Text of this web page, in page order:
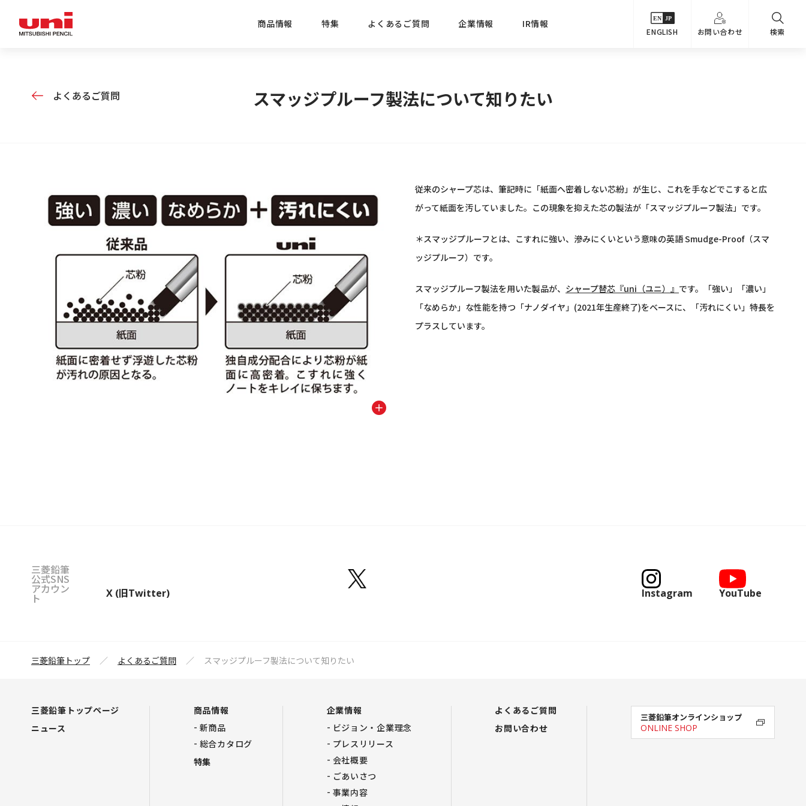
商品情報
新商品 目的・シーンでさがす
特集
えんぴつ工場見学
おすすめコンテンツ
Lakit
よくあるご質問 企業情報
経営方針 ごあいさつ
IR情報
IRニュース 株式情報
ENGLISH お問い合わせ 検索
よくあるご質問 スマッジプルーフ製法について知りたい
従来のシャープ芯は、筆記時に「紙面へ密着しない芯紛」が生じ、これを手などでこすると広
がって紙面を汚していました。この現象を抑えた芯の製法が「スマッジプルーフ製法」です。
＊スマッジプルーフとは、こすれに強い、滲みにくいという意味の英語 Smudge-Proof（スマ
ッジプルーフ）です。
スマッジプルーフ製法を用いた製品が、 シャープ替芯『uni（ユニ）』 です。「強い」「濃い」
「なめらか」な性能を持つ「ナノダイヤ」(2021年生産終了)をベースに、「汚れにくい」特長を
プラスしています。
三菱鉛筆
公式SNS
アカウン
ト X (旧Twitter) Instagram YouTube
三菱鉛筆トップ よくあるご質問 スマッジプルーフ製法について知りたい
三菱鉛筆トップページ
ニュース
商品情報
新商品
総合カタログ
特集
企業情報
ビジョン・企業理念
プレスリリース
会社概要
ごあいさつ
事業内容
よくあるご質問
お問い合わせ
三菱鉛筆オンラインショップ
ONLINE SHOP